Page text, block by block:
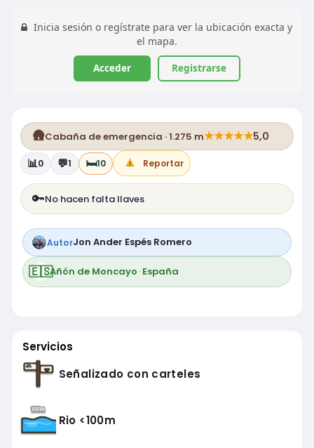
Inicia sesión o regístrate para ver la ubicación exacta y
el mapa.
Acceder Registrarse
🛖Cabaña de emergencia · 1.275 m★★★★★5,0
📊0 💬1 🛏️10 Reportar
🔑No hacen falta llaves
AutorJon Ander Espés Romero
🇪🇸Añón de Moncayo ·España
Servicios
Señalizado con carteles
Rio <100m